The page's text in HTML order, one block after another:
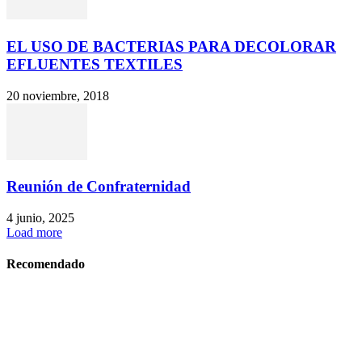
EL USO DE BACTERIAS PARA DECOLORAR
EFLUENTES TEXTILES
20 noviembre, 2018
Reunión de Confraternidad
4 junio, 2025
Load more
Recomendado